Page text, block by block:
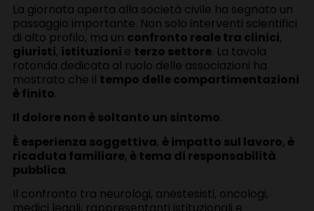
La giornata aperta alla società civile ha segnato un
passaggio importante. Non solo interventi scientifici
di alto profilo, ma un confronto reale tra clinici,
giuristi, istituzioni e terzo settore. La tavola
rotonda dedicata al ruolo delle associazioni ha
mostrato che il tempo delle compartimentazioni
è finito.
Il dolore non è soltanto un sintomo.
È esperienza soggettiva, è impatto sul lavoro, è
ricaduta familiare, è tema di responsabilità
pubblica.
Il confronto tra neurologi, anestesisti, oncologi,